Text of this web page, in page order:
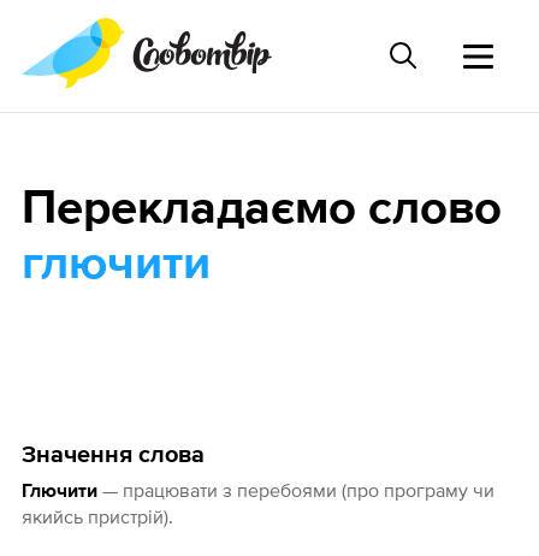
Значення слова
Глючити— працювати з перебоями (про програму чи
якийсь пристрій).
Перекладаємо слово
глючити